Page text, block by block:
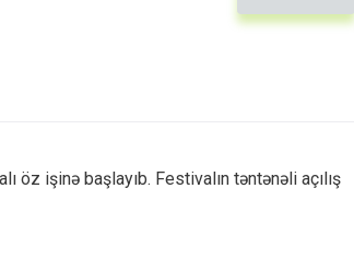
öz işinə başlayıb. Festivalın təntənəli açılış